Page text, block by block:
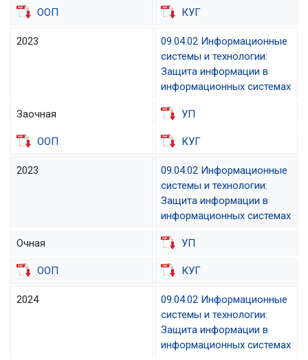
ООП КУГ
2023
09.04.02 Информационные
системы и технологии:
Защита информации в
информационных системах
Заочная УП
ООП КУГ
2023
09.04.02 Информационные
системы и технологии:
Защита информации в
информационных системах
Очная УП
ООП КУГ
2024
09.04.02 Информационные
системы и технологии:
Защита информации в
информационных системах